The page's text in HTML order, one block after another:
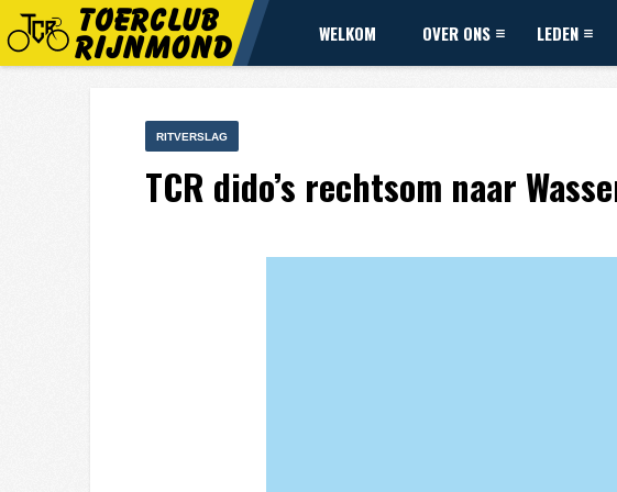
WELKOM OVER ONS LEDEN
RITVERSLAG
TCR dido’s rechtsom naar